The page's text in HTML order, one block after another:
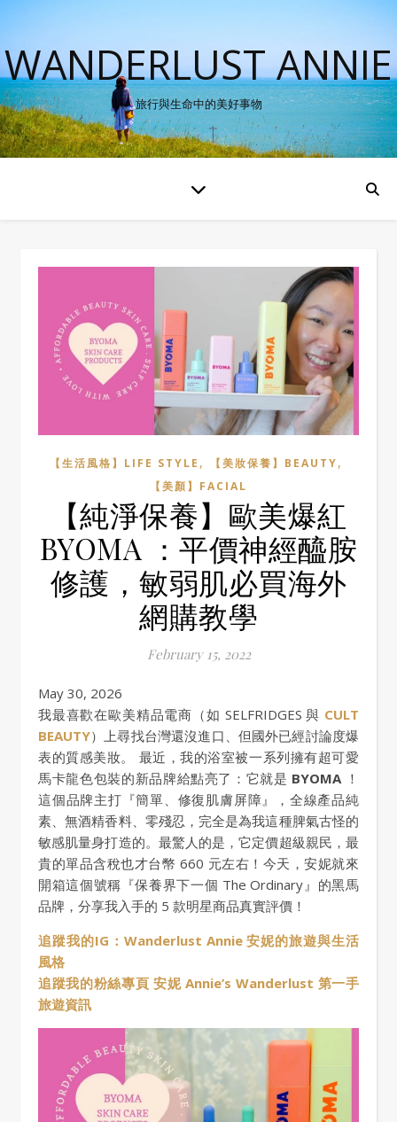
WANDERLUST ANNIE
旅行與生命中的美好事物
【生活風格】LIFE STYLE , 【美妝保養】BEAUTY,
【美顏】FACIAL
【純淨保養】歐美爆紅
BYOMA ：平價神經醯胺
修護，敏弱肌必買海外
網購教學
February 15, 2022
May 30, 2026
我最喜歡在歐美精品電商（如 SELFRIDGES 與 CULT
BEAUTY）上尋找台灣還沒進口、但國外已經討論度爆
表的質感美妝。 最近，我的浴室被一系列擁有超可愛
馬卡龍色包裝的新品牌給點亮了：它就是 BYOMA ！
這個品牌主打『簡單、修復肌膚屏障』，全線產品純
素、無酒精香料、零殘忍，完全是為我這種脾氣古怪的
敏感肌量身打造的。最驚人的是，它定價超級親民，最
貴的單品含稅也才台幣 660 元左右！今天，安妮就來
開箱這個號稱『保養界下一個 The Ordinary』的黑馬
品牌，分享我入手的 5 款明星商品真實評價！
追蹤我的IG：Wanderlust Annie 安妮的旅遊與生活
風格
追蹤我的粉絲專頁 安妮 Annie’s Wanderlust 第一手
旅遊資訊